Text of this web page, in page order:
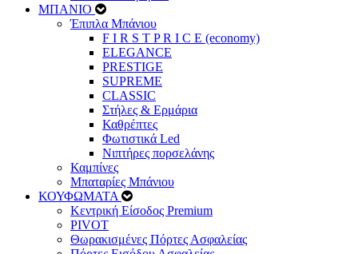
ΜΠΑΝΙΟ
Έπιπλα Μπάνιου
F I R S T P R I C E (economy)
ELEGANCE
PRESTIGE
SUPREME
CLASSIC
Στήλες & Ερμάρια
Καθρέπτες
Φωτιστικά Led
Νιπτήρες πορσελάνης
Καμπίνες
Μπαταρίες Μπάνιου
ΚΟΥΦΩΜΑΤΑ
Κεντρική Είσοδος Premium
PIVOT
Θωρακισμένες Πόρτες Ασφαλείας